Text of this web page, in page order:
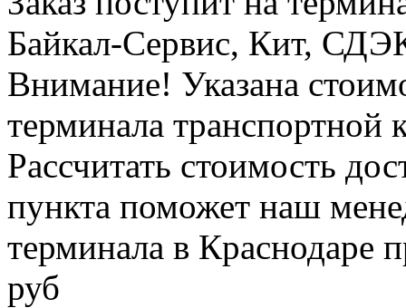
Байкал-Сервис, Кит,
Внимание! Указана
терминала транспортной
Рассчитать стоимость
пункта поможет наш
терминала в Краснодаре
руб